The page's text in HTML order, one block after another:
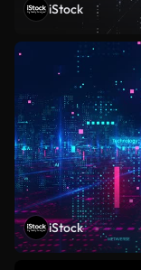
iStock
iStock